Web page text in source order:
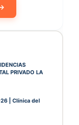
PRIVADO LA
| Clínica del